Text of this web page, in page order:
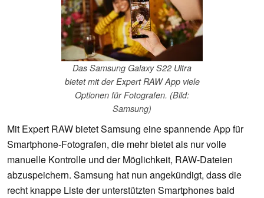
Das Samsung Galaxy S22 Ultra
bietet mit der Expert RAW App viele
Optionen für Fotografen. (Bild:
Samsung)
Mit Expert RAW bietet Samsung eine spannende App für
Smartphone-Fotografen, die mehr bietet als nur volle
manuelle Kontrolle und der Möglichkeit, RAW-Dateien
abzuspeichern. Samsung hat nun angekündigt, dass die
recht knappe Liste der unterstützten Smartphones bald